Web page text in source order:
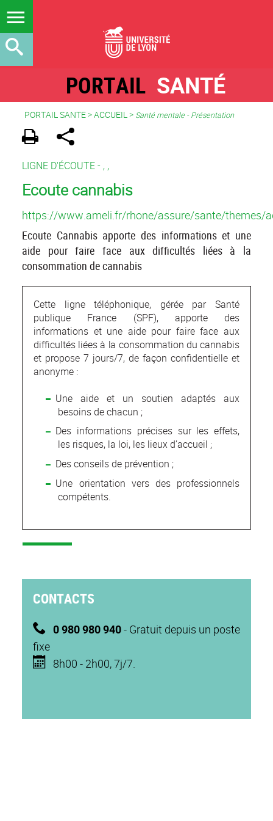
PORTAIL SANTÉ
PORTAIL SANTE>ACCUEIL> Santé mentale - Présentation
LIGNE D'ÉCOUTE - , ,
Ecoute cannabis
https://www.ameli.fr/rhone/assure/sante/themes/
Ecoute Cannabis apporte des informations et une
aide pour faire face aux difficultés liées à la
consommation de cannabis
Cette ligne téléphonique, gérée par Santé
publique France (SPF), apporte des
informations et une aide pour faire face aux
difficultés liées à la consommation du cannabis
et propose 7 jours/7, de façon confidentielle et
anonyme :
Une aide et un soutien adaptés aux
besoins de chacun ;
Des informations précises sur les effets,
les risques, la loi, les lieux d’accueil ;
Des conseils de prévention ;
Une orientation vers des professionnels
compétents.
CONTACTS
0 980 980 940-Gratuit depuis un poste
fixe
8h00 - 2h00, 7j/7.